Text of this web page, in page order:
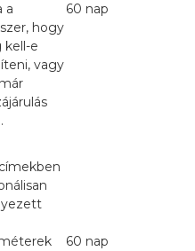
a
hogy
kell-e
vagy
60 nap
60 nap